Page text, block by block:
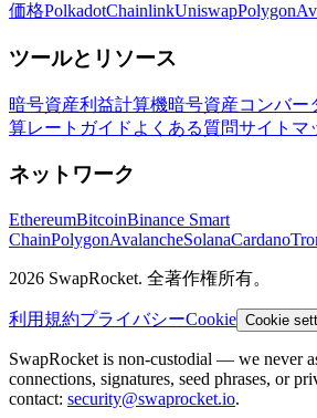
価格PolkadotChainlinkUniswapPolygon
ツールとリソース
暗号資産利益計算機暗号資産コンバー
算レート ガイド よくある質問サイトマ
ネットワーク
EthereumBitcoinBinance Smart
ChainPolygonAvalancheSolanaCardano
2026 SwapRocket. 全著作権所有。
利用規約プライバシーCookie Cookie
SwapRocket is non-custodial — we never
connections, signatures, seed phrases, or
contact: security@swaprocket.io.